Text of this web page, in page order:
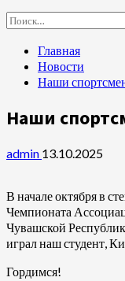
Найти:
Главная
Новости
Наши
Наши
admin 13.10.2025
В начале октября в
Чемпионата
Чувашской
играл наш студент,
Гордимся!